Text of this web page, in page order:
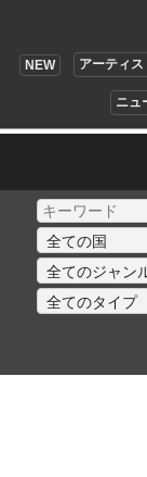
NEW アーティス
ニュ